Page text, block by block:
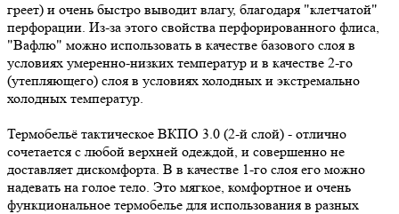
греет) и очень быстро выводит влагу, благодаря "клетчатой"
перфорации. Из-за этого свойства перфорированного флиса,
"Вафлю" можно использовать в качестве базового слоя в
условиях умеренно-низких температур и в качестве 2-го
(утепляющего) слоя в условиях холодных и экстремально
холодных температур.
Термобельё тактическое ВКПО 3.0 (2-й слой) - отлично
сочетается с любой верхней одеждой, и совершенно не
доставляет дискомфорта. В в качестве 1-го слоя его можно
надевать на голое тело. Это мягкое, комфортное и очень
функциональное термобелье для использования в разных